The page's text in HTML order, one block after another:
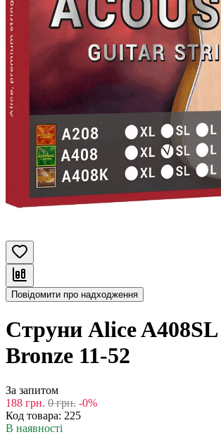
Повідомити про надходження
Струни Alice A408SL
Bronze 11-52
За запитом
188 грн. 0 грн. -0%
Код товара: 225
В наявності